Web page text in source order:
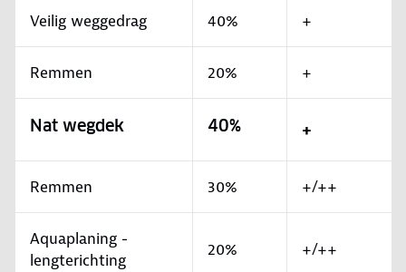
Veilig weggedrag 40% +
Remmen 20% +
Nat wegdek 40% +
Remmen 30% +/++
Aquaplaning -
lengterichting
20% +/++